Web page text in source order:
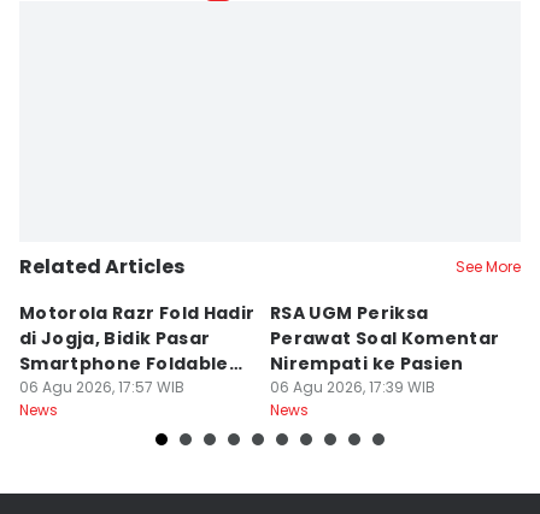
Related Articles See More
Motorola Razr Fold Hadir
di Jogja, Bidik Pasar
Smartphone Foldable
Premium
06 Agu 2026, 17:57 WIB
News
RSA UGM Periksa
Perawat Soal Komentar
Nirempati ke Pasien
06 Agu 2026, 17:39 WIB
News